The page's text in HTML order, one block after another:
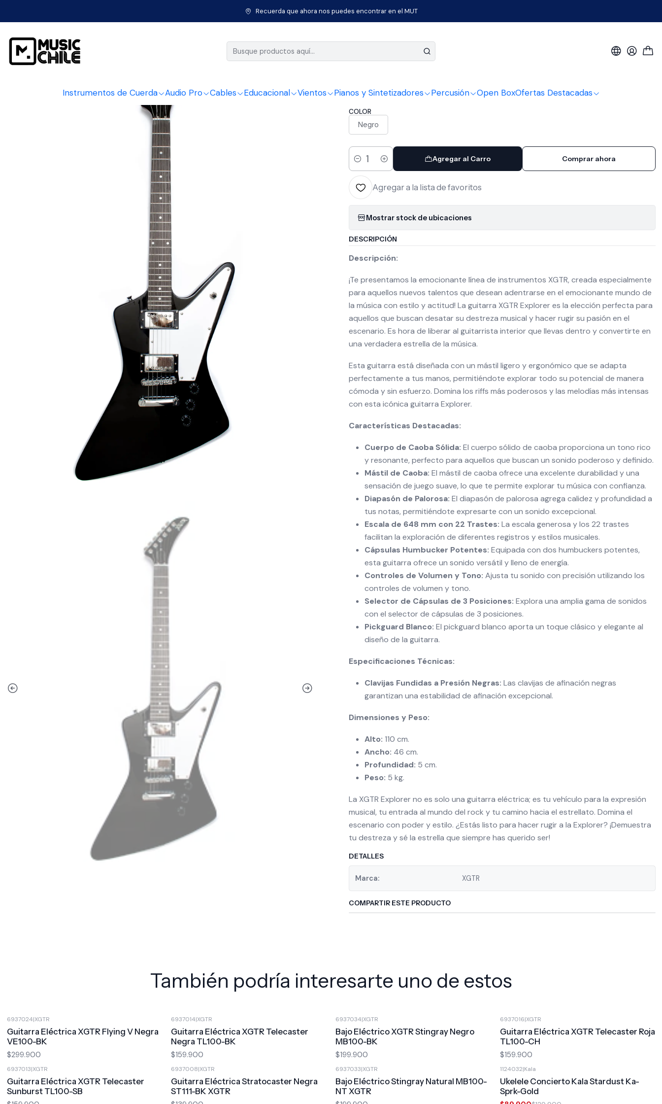
Instrumentos de Cuerda Audio Pro Cables Educacional Vientos Pianos y Sintetizadores Percusión Open BoxOfertas Destacadas
Recuerda que ahora nos puedes encontrar en el MUT
Guitarras Guitarras Eléctricas Guitarra Eléctrica XGTR Explorer Negra EP100-BK
|
Guitarra Eléctrica XGTR Explorer
COLOR
Negro
Cantidad
Agregar al Carro Comprar ahora
Agregar a la lista de favoritos
Mostrar stock de ubicaciones
DESCRIPCIÓN
Descripción:
¡Te presentamos la emocionante línea de instrumentos XGTR, creada especialmente
para aquellos nuevos talentos que desean adentrarse en el emocionante mundo de
la música con estilo y actitud! La guitarra XGTR Explorer es la elección perfecta para
aquellos que buscan desatar su destreza musical y hacer rugir su pasión en el
escenario. Es hora de liberar al guitarrista interior que llevas dentro y convertirte en
una verdadera estrella de la música.
Esta guitarra está diseñada con un mástil ligero y ergonómico que se adapta
perfectamente a tus manos, permitiéndote explorar todo su potencial de manera
cómoda y sin esfuerzo. Domina los riffs más poderosos y las melodías más intensas
con esta icónica guitarra Explorer.
Características Destacadas:
Cuerpo de Caoba Sólida: El cuerpo sólido de caoba proporciona un tono rico
y resonante, perfecto para aquellos que buscan un sonido poderoso y definido.
Mástil de Caoba: El mástil de caoba ofrece una excelente durabilidad y una
sensación de juego suave, lo que te permite explorar tu música con confianza.
Diapasón de Palorosa: El diapasón de palorosa agrega calidez y profundidad a
tus notas, permitiéndote expresarte con un sonido excepcional.
Escala de 648 mm con 22 Trastes: La escala generosa y los 22 trastes
facilitan la exploración de diferentes registros y estilos musicales.
Cápsulas Humbucker Potentes: Equipada con dos humbuckers potentes,
esta guitarra ofrece un sonido versátil y lleno de energía.
Controles de Volumen y Tono: Ajusta tu sonido con precisión utilizando los
controles de volumen y tono.
Selector de Cápsulas de 3 Posiciones: Explora una amplia gama de sonidos
con el selector de cápsulas de 3 posiciones.
Pickguard Blanco: El pickguard blanco aporta un toque clásico y elegante al
diseño de la guitarra.
Especificaciones Técnicas:
Clavijas Fundidas a Presión Negras: Las clavijas de afinación negras
garantizan una estabilidad de afinación excepcional.
Dimensiones y Peso:
Alto: 110 cm.
Ancho: 46 cm.
Profundidad: 5 cm.
Peso: 5 kg.
La XGTR Explorer no es solo una guitarra eléctrica; es tu vehículo para la expresión
musical, tu entrada al mundo del rock y tu camino hacia el estrellato. Domina el
escenario con poder y estilo. ¿Estás listo para hacer rugir a la Explorer? ¡Demuestra
tu destreza y sé la estrella que siempre has querido ser!
DETALLES
Marca: XGTR
COMPARTIR ESTE PRODUCTO
También podría interesarte uno de estos
6937024|XGTR
Guitarra Eléctrica XGTR Flying V Negra
VE100-BK
$299.900
6937014|XGTR
Guitarra Eléctrica XGTR Telecaster
Negra TL100-BK
$159.900
6937034|XGTR
Bajo Eléctrico XGTR Stingray Negro
MB100-BK
$199.900
6937016|XGTR
Guitarra Eléctrica XGTR Telecaster Roja
TL100-CH
$159.900
6937013|XGTR
Guitarra Eléctrica XGTR Telecaster
Sunburst TL100-SB
6937008|XGTR
Guitarra Eléctrica Stratocaster Negra
ST111-BK XGTR
6937033|XGTR
Bajo Eléctrico Stingray Natural MB100-
NT XGTR
1124032|Kala
Ukelele Concierto Kala Stardust Ka-
Sprk-Gold